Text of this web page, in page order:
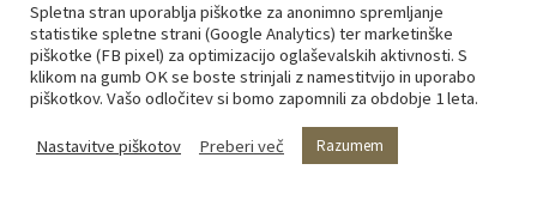
Spletna stran uporablja piškotke za anonimno spremljanje
statistike spletne strani (Google Analytics) ter marketinške
piškotke (FB pixel) za optimizacijo oglaševalskih aktivnosti. S
klikom na gumb OK se boste strinjali z namestitvijo in uporabo
piškotkov. Vašo odločitev si bomo zapomnili za obdobje 1 leta.
Nastavitve piškotov Preberi več Razumem